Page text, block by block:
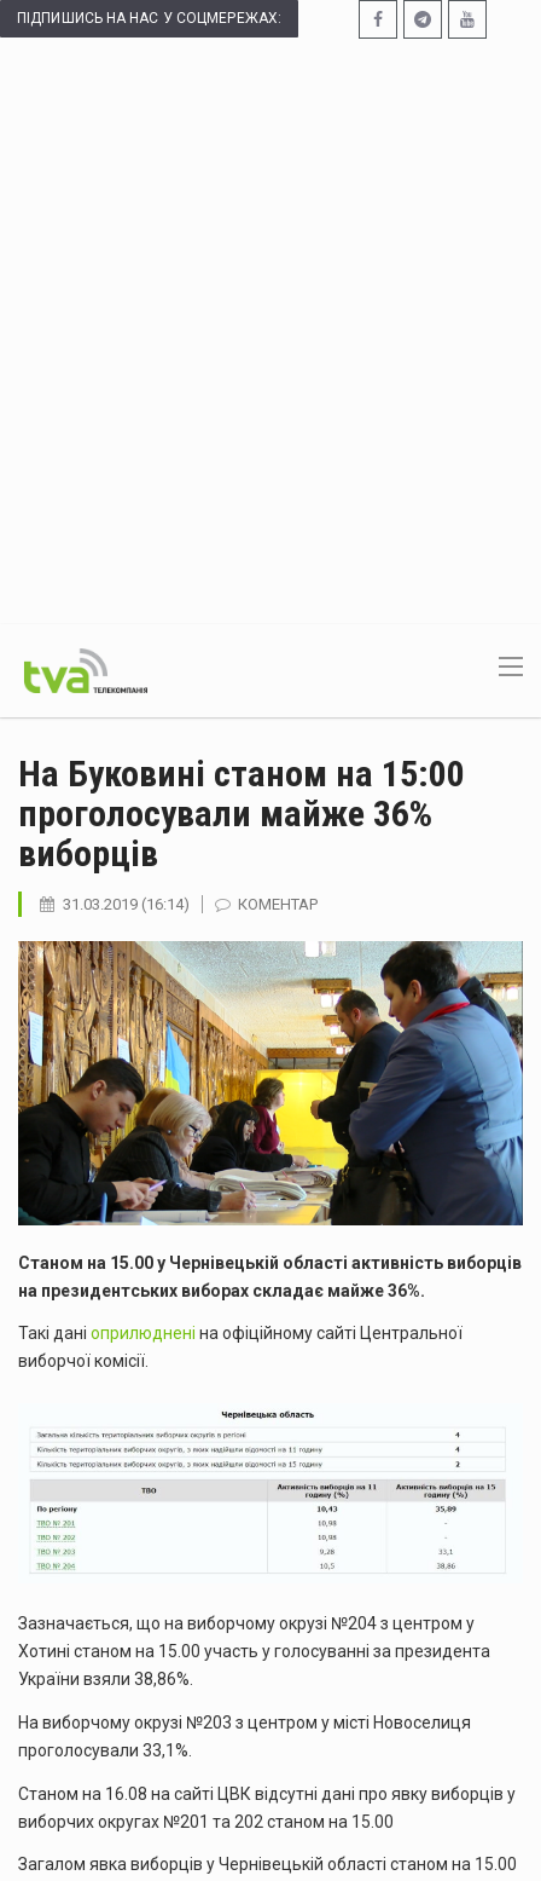
ПІДПИШИСЬ НА НАС У СОЦМЕРЕЖАХ:
На Буковині станом на 15:00
проголосували майже 36%
виборців
31.03.2019 (16:14) КОМЕНТАР
Станом на 15.00 у Чернівецькій області активність виборців
на президентських виборах складає майже 36%.
Такі дані оприлюднені на офіційному сайті Центральної
виборчої комісії.
Зазначається, що на виборчому окрузі №204 з центром у
Хотині станом на 15.00 участь у голосуванні за президента
України взяли 38,86%.
На виборчому окрузі №203 з центром у місті Новоселиця
проголосували 33,1%.
Станом на 16.08 на сайті ЦВК відсутні дані про явку виборців у
виборчих округах №201 та 202 станом на 15.00
Загалом явка виборців у Чернівецькій області станом на 15.00